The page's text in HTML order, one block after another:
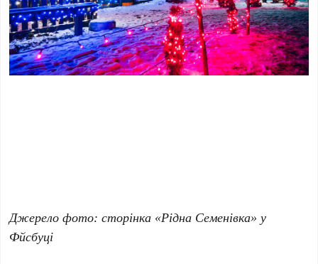
Джерело фото: сторінка «Рідна Семенівка» у
Фйсбуці